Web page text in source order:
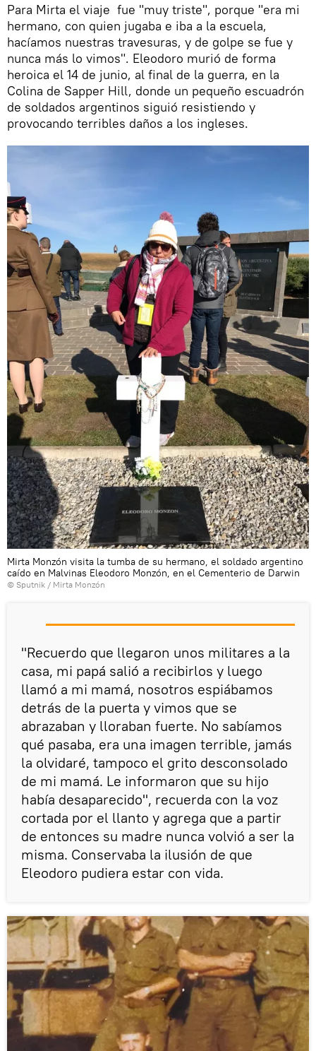
Para Mirta el viaje fue "muy triste", porque "era mi
hermano, con quien jugaba e iba a la escuela,
hacíamos nuestras travesuras, y de golpe se fue y
nunca más lo vimos". Eleodoro murió de forma
heroica el 14 de junio, al final de la guerra, en la
Colina de Sapper Hill, donde un pequeño escuadrón
de soldados argentinos siguió resistiendo y
provocando terribles daños a los ingleses.
Mirta Monzón visita la tumba de su hermano, el soldado argentino
caído en Malvinas Eleodoro Monzón, en el Cementerio de Darwin
© Sputnik / Mirta Monzón
"Recuerdo que llegaron unos militares a la
casa, mi papá salió a recibirlos y luego
llamó a mi mamá, nosotros espiábamos
detrás de la puerta y vimos que se
abrazaban y lloraban fuerte. No sabíamos
qué pasaba, era una imagen terrible, jamás
la olvidaré, tampoco el grito desconsolado
de mi mamá. Le informaron que su hijo
había desaparecido", recuerda con la voz
cortada por el llanto y agrega que a partir
de entonces su madre nunca volvió a ser la
misma. Conservaba la ilusión de que
Eleodoro pudiera estar con vida.